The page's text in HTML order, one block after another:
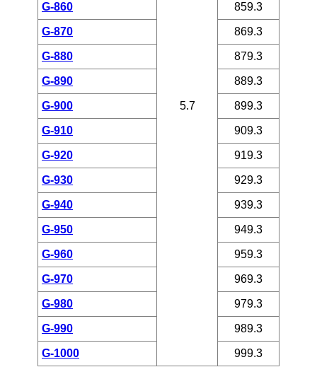
5.7
G-860 859.3
G-870 869.3
G-880 879.3
G-890 889.3
G-900 899.3
G-910 909.3
G-920 919.3
G-930 929.3
G-940 939.3
G-950 949.3
G-960 959.3
G-970 969.3
G-980 979.3
G-990 989.3
G-1000 999.3